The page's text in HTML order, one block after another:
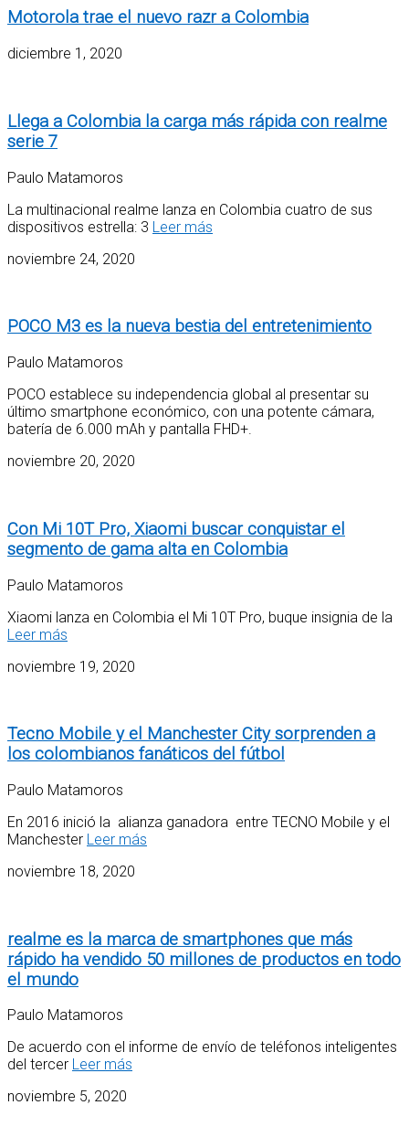
Motorola trae el nuevo razr a Colombia
diciembre 1, 2020
Llega a Colombia la carga más rápida con realme
serie 7
Paulo Matamoros
La multinacional realme lanza en Colombia cuatro de sus
dispositivos estrella: 3 Leer más
noviembre 24, 2020
POCO M3 es la nueva bestia del entretenimiento
Paulo Matamoros
POCO establece su independencia global al presentar su
último smartphone económico, con una potente cámara,
batería de 6.000 mAh y pantalla FHD+.
noviembre 20, 2020
Con Mi 10T Pro, Xiaomi buscar conquistar el
segmento de gama alta en Colombia
Paulo Matamoros
Xiaomi lanza en Colombia el Mi 10T Pro, buque insignia de la
Leer más
noviembre 19, 2020
Tecno Mobile y el Manchester City sorprenden a
los colombianos fanáticos del fútbol
Paulo Matamoros
En 2016 inició la alianza ganadora entre TECNO Mobile y el
Manchester Leer más
noviembre 18, 2020
realme es la marca de smartphones que más
rápido ha vendido 50 millones de productos en todo
el mundo
Paulo Matamoros
De acuerdo con el informe de envío de teléfonos inteligentes
del tercer Leer más
noviembre 5, 2020